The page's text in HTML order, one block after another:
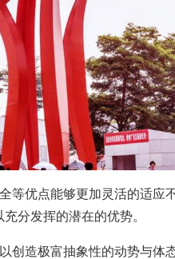
等优点能够更加灵活的适应
分发挥的潜在的优势。
创造极富抽象性的动势与体